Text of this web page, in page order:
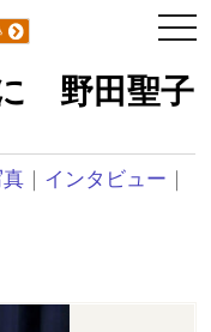
野田聖子
｜ インタビュー ｜